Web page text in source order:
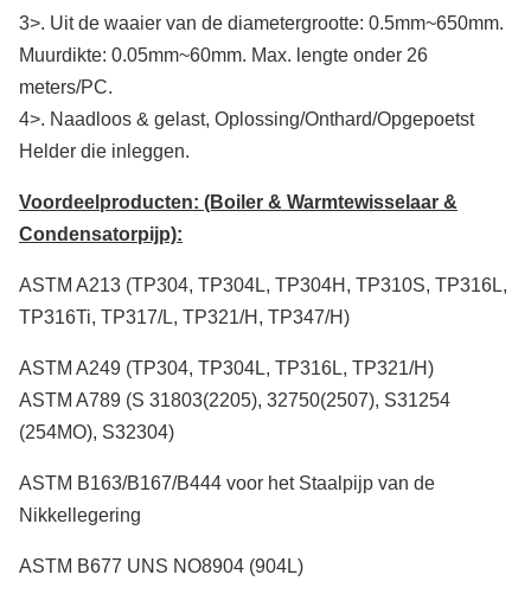
3>. Uit de waaier van de diametergrootte: 0.5mm~650mm.
Muurdikte: 0.05mm~60mm. Max. lengte onder 26
meters/PC.
4>. Naadloos & gelast, Oplossing/Onthard/Opgepoetst
Helder die inleggen.
Voordeelproducten: (Boiler & Warmtewisselaar &
Condensatorpijp):
ASTM A213 (TP304, TP304L, TP304H, TP310S, TP316L,
TP316Ti, TP317/L, TP321/H, TP347/H)
ASTM A249 (TP304, TP304L, TP316L, TP321/H)
ASTM A789 (S 31803(2205), 32750(2507), S31254
(254MO), S32304)
ASTM B163/B167/B444 voor het Staalpijp van de
Nikkellegering
ASTM B677 UNS NO8904 (904L)